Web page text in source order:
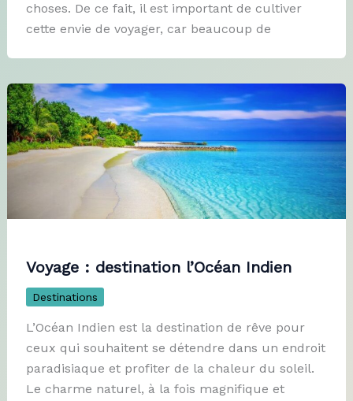
choses. De ce fait, il est important de cultiver
cette envie de voyager, car beaucoup de
Voyage : destination l’Océan Indien
Destinations
L’Océan Indien est la destination de rêve pour
ceux qui souhaitent se détendre dans un endroit
paradisiaque et profiter de la chaleur du soleil.
Le charme naturel, à la fois magnifique et